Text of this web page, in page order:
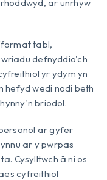
rhoddwyd, ar unrhyw
tabl,
defnyddio'ch
yr ydym yn
hefyd wedi nodi beth
briodol.
ar gyfer
ar y pwrpas
Cysylltwch â ni os
cyfreithiol